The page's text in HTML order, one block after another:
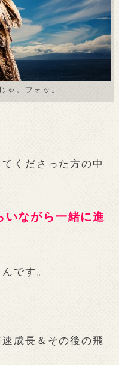
ゃ。フォッ。
くださった方の中
いながら一緒に進
です。
成長＆その後の飛